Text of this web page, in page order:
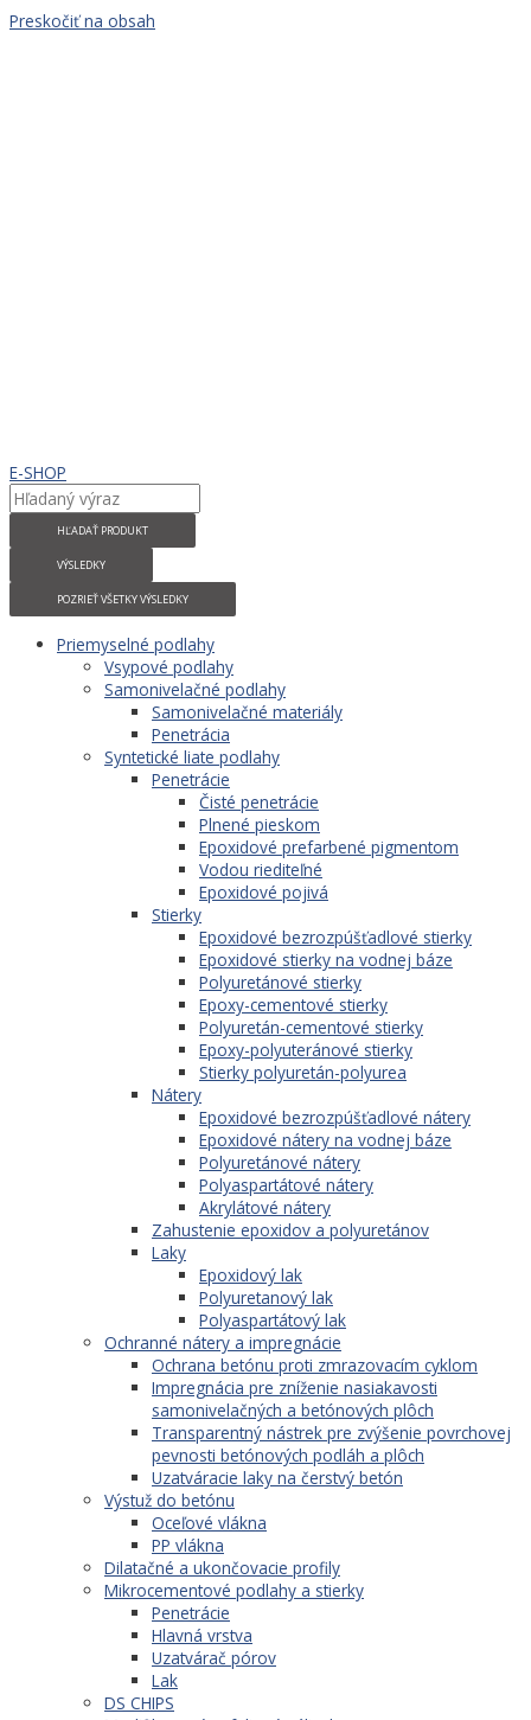
Preskočiť na obsah
E-SHOP
HĽADAŤ PRODUKT
VÝSLEDKY
POZRIEŤ VŠETKY VÝSLEDKY
Priemyselné podlahy
Vsypové podlahy
Samonivelačné podlahy
Samonivelačné materiály
Penetrácia
Syntetické liate podlahy
Penetrácie
Čisté penetrácie
Plnené pieskom
Epoxidové prefarbené pigmentom
Vodou riediteľné
Epoxidové pojivá
Stierky
Epoxidové bezrozpúšťadlové stierky
Epoxidové stierky na vodnej báze
Polyuretánové stierky
Epoxy-cementové stierky
Polyuretán-cementové stierky
Epoxy-polyuteránové stierky
Stierky polyuretán-polyurea
Nátery
Epoxidové bezrozpúšťadlové nátery
Epoxidové nátery na vodnej báze
Polyuretánové nátery
Polyaspartátové nátery
Akrylátové nátery
Zahustenie epoxidov a polyuretánov
Laky
Epoxidový lak
Polyuretanový lak
Polyaspartátový lak
Ochranné nátery a impregnácie
Ochrana betónu proti zmrazovacím cyklom
Impregnácia pre zníženie nasiakavosti
samonivelačných a betónových plôch
Transparentný nástrek pre zvýšenie povrchovej
pevnosti betónových podláh a plôch
Uzatváracie laky na čerstvý betón
Výstuž do betónu
Oceľové vlákna
PP vlákna
Dilatačné a ukončovacie profily
Mikrocementové podlahy a stierky
Penetrácie
Hlavná vrstva
Uzatvárač pórov
Lak
DS CHIPS